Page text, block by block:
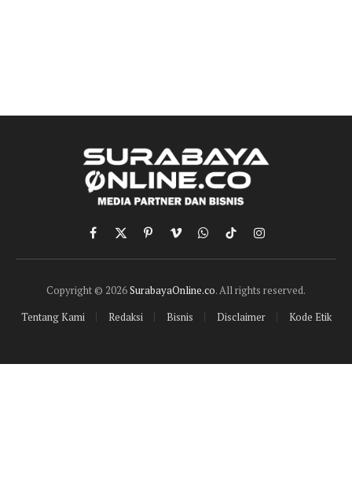
Facebook
X
(Twitter)
PinterestVimeoWhatsApp
TikTokInstagram
Copyright © 2026SurabayaOnline.co. All rights reserved.
Tentang Kami
Redaksi Bisnis Disclaimer Kode Etik